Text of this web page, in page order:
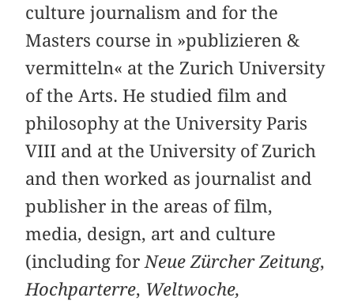
culture journalism and for the
Masters course in »publizieren &
vermitteln« at the Zurich University
of the Arts. He studied film and
philosophy at the University Paris
VIII and at the University of Zurich
and then worked as journalist and
publisher in the areas of film,
media, design, art and culture
(including for Neue Zürcher Zeitung,
Hochparterre, Weltwoche,